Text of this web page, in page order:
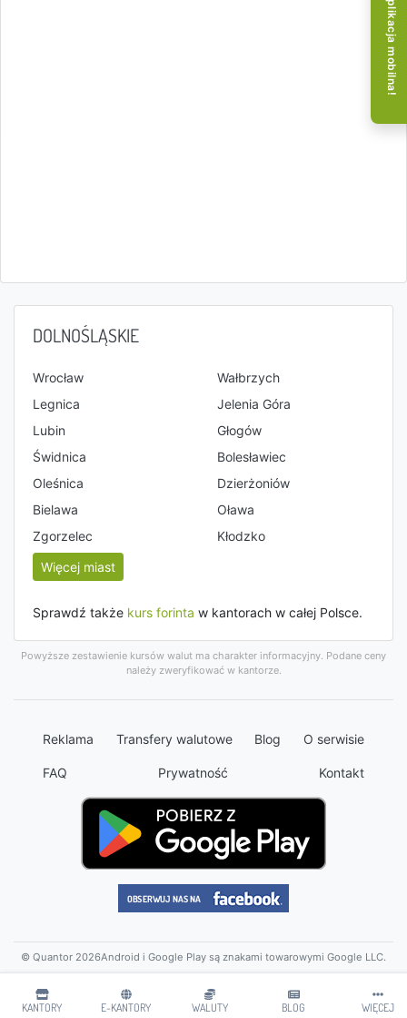
KANTORY E-KANTORY WALUTY BLOG WIĘCEJ
DOLNOŚLĄSKIE
Wrocław
Wałbrzych
Legnica
Jelenia Góra
Lubin
Głogów
Świdnica
Bolesławiec
Oleśnica
Dzierżoniów
Bielawa
Oława
Zgorzelec
Kłodzko
Więcej miast
Sprawdź także kurs forinta w kantorach w całej Polsce.
Powyższe zestawienie kursów walut ma charakter informacyjny. Podane ceny
należy zweryfikować w kantorze.
Reklama Transfery walutowe Blog O serwisie
FAQ Prywatność Kontakt
© Quantor 2026Android i Google Play są znakami towarowymi Google LLC.
Aplikacja mobilna!